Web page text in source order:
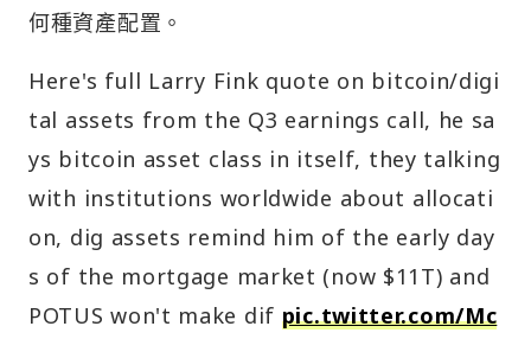
何種資產配置。
Here's full Larry Fink quote on bitcoin/digi
tal assets from the Q3 earnings call, he sa
ys bitcoin asset class in itself, they talking
with institutions worldwide about allocati
on, dig assets remind him of the early day
s of the mortgage market (now $11T) and
POTUS won't make dif pic.twitter.com/Mc